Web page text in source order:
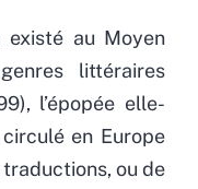
existé au Moyen
littéraires
l’épopée elle-
en Europe
ou de